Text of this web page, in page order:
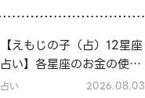
【えもじの子（占）12星座
占い】各星座のお金の使い
方と貯金の傾向は？12星座
占い 2026.08.03